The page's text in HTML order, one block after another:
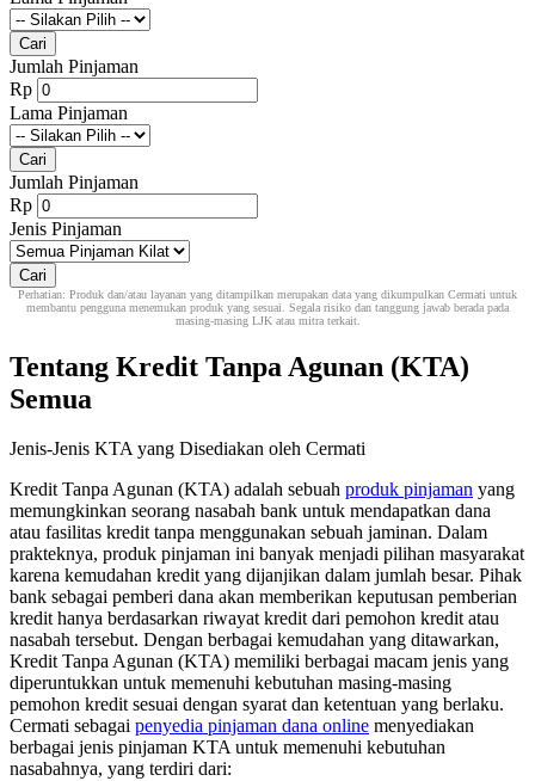
Cari
Jumlah Pinjaman
Rp
Lama Pinjaman
Cari
Jumlah Pinjaman
Rp
Jenis Pinjaman
Cari
Perhatian: Produk dan/atau layanan yang ditampilkan merupakan data yang dikumpulkan Cermati untuk
membantu pengguna menemukan produk yang sesuai. Segala risiko dan tanggung jawab berada pada
masing-masing LJK atau mitra terkait.
Tentang Kredit Tanpa Agunan (KTA)
Semua
Jenis-Jenis KTA yang Disediakan oleh Cermati
Kredit Tanpa Agunan (KTA) adalah sebuah produk pinjaman yang
memungkinkan seorang nasabah bank untuk mendapatkan dana
atau fasilitas kredit tanpa menggunakan sebuah jaminan. Dalam
prakteknya, produk pinjaman ini banyak menjadi pilihan masyarakat
karena kemudahan kredit yang dijanjikan dalam jumlah besar. Pihak
bank sebagai pemberi dana akan memberikan keputusan pemberian
kredit hanya berdasarkan riwayat kredit dari pemohon kredit atau
nasabah tersebut. Dengan berbagai kemudahan yang ditawarkan,
Kredit Tanpa Agunan (KTA) memiliki berbagai macam jenis yang
diperuntukkan untuk memenuhi kebutuhan masing-masing
pemohon kredit sesuai dengan syarat dan ketentuan yang berlaku.
Cermati sebagai penyedia pinjaman dana online menyediakan
berbagai jenis pinjaman KTA untuk memenuhi kebutuhan
nasabahnya, yang terdiri dari: